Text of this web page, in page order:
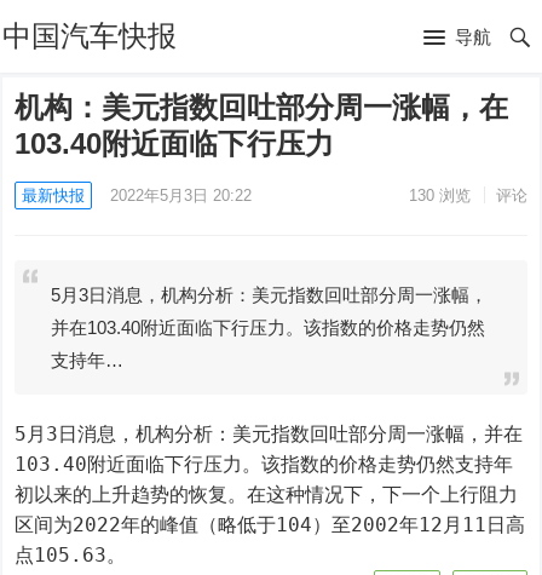
中国汽车快报 导航
机构：美元指数回吐部分周一涨幅，在
103.40附近面临下行压力
最新快报 2022年5月3日 20:22 130浏览 评论
5月3日消息，机构分析：美元指数回吐部分周一涨幅，
并在103.40附近面临下行压力。该指数的价格走势仍然
支持年…
5月3日消息，机构分析：美元指数回吐部分周一涨幅，并在
103.40附近面临下行压力。该指数的价格走势仍然支持年
初以来的上升趋势的恢复。在这种情况下，下一个上行阻力
区间为2022年的峰值（略低于104）至2002年12月11日高
点105.63。